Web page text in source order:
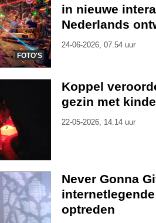
FOTO'S
in nieuwe
Nederlands
24-06-2026, 07.54 uur
Koppel
gezin met
22-05-2026, 14.14 uur
Never Gonna
optreden